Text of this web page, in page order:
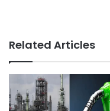
Related Articles